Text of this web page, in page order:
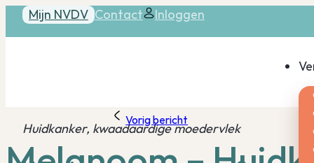
Mijn NVDV Contact Inloggen
Huidkanker, kwaadaardige moedervlek
Vorig bericht